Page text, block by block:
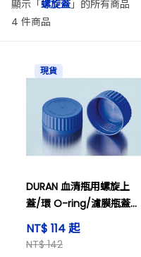
顯示「螺旋蓋」的所有商品
4 件商品
現貨
DURAN 血清瓶用螺旋上
蓋/環 O-ring/濾膜瓶蓋
(GLS80)
NT$ 114 起
NT$ 142